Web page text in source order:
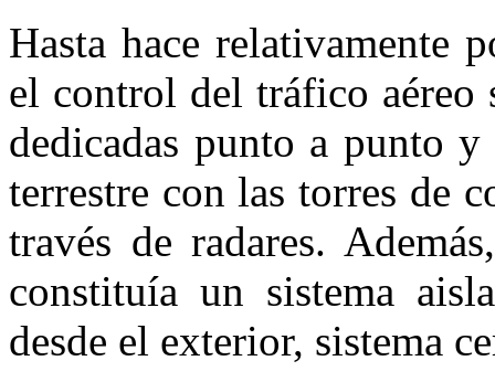
Hasta hace relativamente
el control del tráfico aéreo
dedicadas punto a punto
terrestre con las torres de
través de radares.
constituía un sistema
desde el exterior, sistema